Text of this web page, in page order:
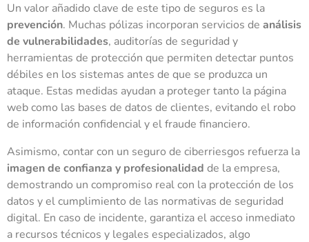
Un valor añadido clave de este tipo de seguros es la
prevención. Muchas pólizas incorporan servicios de análisis
de vulnerabilidades, auditorías de seguridad y
herramientas de protección que permiten detectar puntos
débiles en los sistemas antes de que se produzca un
ataque. Estas medidas ayudan a proteger tanto la página
web como las bases de datos de clientes, evitando el robo
de información confidencial y el fraude financiero.
Asimismo, contar con un seguro de ciberriesgos refuerza la
imagen de confianza y profesionalidad de la empresa,
demostrando un compromiso real con la protección de los
datos y el cumplimiento de las normativas de seguridad
digital. En caso de incidente, garantiza el acceso inmediato
a recursos técnicos y legales especializados, algo